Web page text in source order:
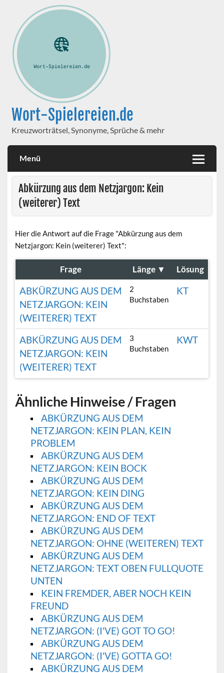
Wort-Spielereien.de
Kreuzworträtsel, Synonyme, Sprüche & mehr
Menü
Abkürzung aus dem Netzjargon: Kein
(weiterer) Text
Hier die Antwort auf die Frage "Abkürzung aus dem
Netzjargon: Kein (weiterer) Text":
Frage Länge ▼ Lösung
ABKÜRZUNG AUS DEM
NETZJARGON: KEIN
(WEITERER) TEXT
2
Buchstaben
KT
ABKÜRZUNG AUS DEM
NETZJARGON: KEIN
(WEITERER) TEXT
3
Buchstaben
KWT
Ähnliche Hinweise / Fragen
ABKÜRZUNG AUS DEM
NETZJARGON: KEIN PLAN, KEIN
PROBLEM
ABKÜRZUNG AUS DEM
NETZJARGON: KEIN BOCK
ABKÜRZUNG AUS DEM
NETZJARGON: KEIN DING
ABKÜRZUNG AUS DEM
NETZJARGON: END OF TEXT
ABKÜRZUNG AUS DEM
NETZJARGON: OHNE (WEITEREN) TEXT
ABKÜRZUNG AUS DEM
NETZJARGON: TEXT OBEN FULLQUOTE
UNTEN
KEIN FREMDER, ABER NOCH KEIN
FREUND
ABKÜRZUNG AUS DEM
NETZJARGON: (I'VE) GOT TO GO!
ABKÜRZUNG AUS DEM
NETZJARGON: (I'VE) GOTTA GO!
ABKÜRZUNG AUS DEM